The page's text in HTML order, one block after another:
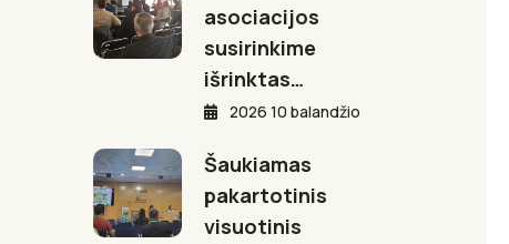
asociacijos
susirinkime
išrinktas…
2026 10 balandžio
Šaukiamas
pakartotinis
visuotinis